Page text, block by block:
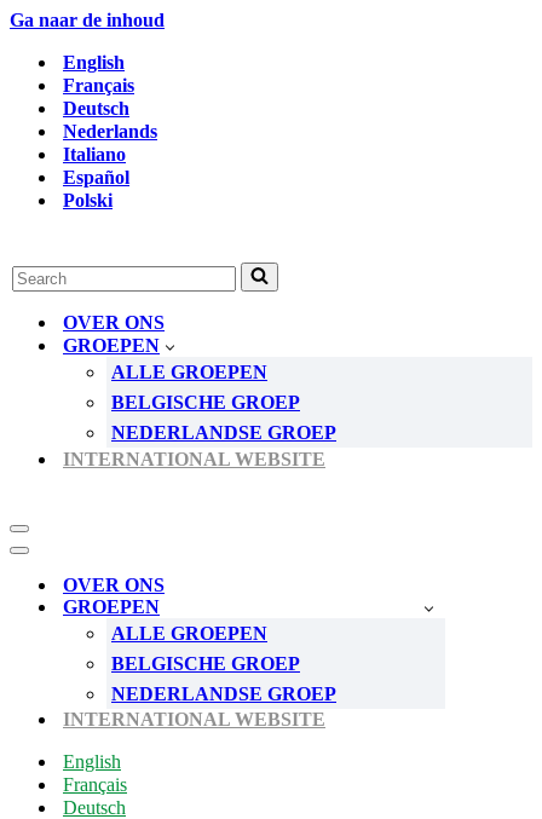
Ga naar de inhoud
English
Français
Deutsch
Nederlands
Italiano
Español
Polski
Zoek
naar...
OVER ONS
GROEPEN
ALLE GROEPEN
BELGISCHE GROEP
NEDERLANDSE GROEP
INTERNATIONAL WEBSITE
Navigatie
Menu
Navigatie
OVER ONS
GROEPEN
ALLE GROEPEN
BELGISCHE GROEP
NEDERLANDSE GROEP
INTERNATIONAL WEBSITE
English
Français
Deutsch